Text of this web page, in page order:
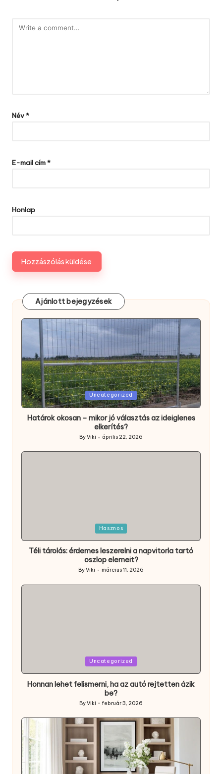
Név*
E-mail cím*
Honlap
Ajánlott bejegyzések
Posted
in
Uncategorized
Határok okosan – mikor jó választás az ideiglenes
elkerítés?
Posted
by
ByViki április 22, 2026
Hasznos
Téli tárolás: érdemes leszerelni a napvitorla tartó
oszlop elemeit?
Posted
ByViki március 11, 2026
Uncategorized
Honnan lehet felismerni, ha az autó rejtetten ázik
be?
Posted
by
ByViki február 3, 2026